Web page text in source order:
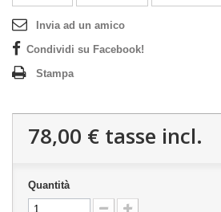
Invia ad un amico
Condividi su Facebook!
Stampa
78,00 € tasse incl.
Quantità